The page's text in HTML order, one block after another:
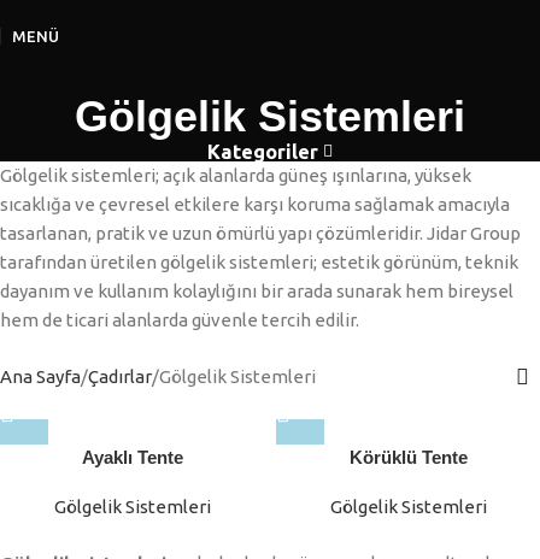
MENÜ
Gölgelik Sistemleri
Kategoriler
Gölgelik sistemleri; açık alanlarda güneş ışınlarına, yüksek
sıcaklığa ve çevresel etkilere karşı koruma sağlamak amacıyla
tasarlanan, pratik ve uzun ömürlü yapı çözümleridir. Jidar Group
tarafından üretilen gölgelik sistemleri; estetik görünüm, teknik
dayanım ve kullanım kolaylığını bir arada sunarak hem bireysel
hem de ticari alanlarda güvenle tercih edilir.
Ana Sayfa Çadırlar Gölgelik Sistemleri
Ayaklı Tente
Gölgelik Sistemleri
Körüklü Tente
Gölgelik Sistemleri